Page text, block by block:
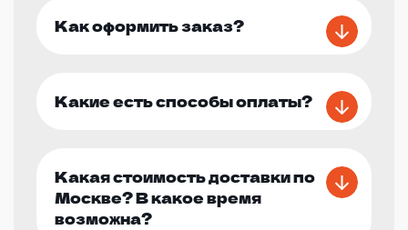
Как оформить заказ?
Какие есть способы оплаты?
Какая стоимость доставки по
Москве? В какое время
возможна?